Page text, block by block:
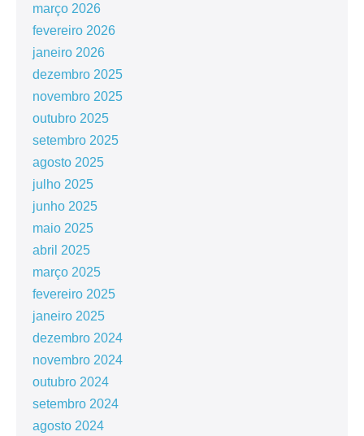
março 2026
fevereiro 2026
janeiro 2026
dezembro 2025
novembro 2025
outubro 2025
setembro 2025
agosto 2025
julho 2025
junho 2025
maio 2025
abril 2025
março 2025
fevereiro 2025
janeiro 2025
dezembro 2024
novembro 2024
outubro 2024
setembro 2024
agosto 2024